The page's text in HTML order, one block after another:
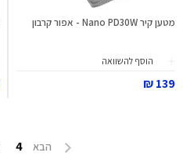
מטען קיר Nano PD30W - אפור קרבון
הוסף להשוואה
139 ₪
הבא 4